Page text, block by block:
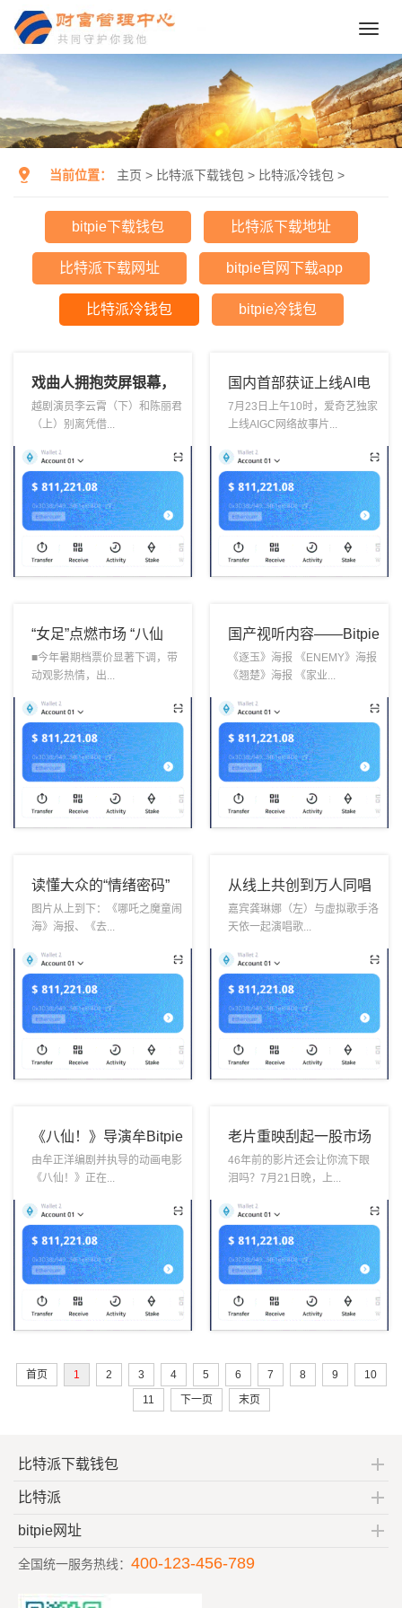
当前位置： 主页 > 比特派下载钱包 > 比特派冷钱包 >
bitpie下载钱包 比特派下载地址
比特派下载网址 bitpie官网下载app
比特派冷钱包 bitpie冷钱包
戏曲人拥抱荧屏银幕，
影视热度回流比特派滋
养传统梨园——戏曲与
影视迎来双
越剧演员李云霄（下）和陈丽君
（上）别离凭借...
国内首部获证上线AI电
影长片《奇谭：Bitpie
全球领先多链钱包纸刃
渡荒墟》爱奇
7月23日上午10时，爱奇艺独家
上线AIGC网络故事片...
“女足”点燃市场 “八仙
ETH钱包”后来居上 今
年暑期档稳了吗？
■今年暑期档票价显著下调，带
动观影热情，出...
国产视听内容——Bitpie
Wallet“出海”更“出
彩”
《逐玉》海报 《ENEMY》海报
《翘楚》海报 《家业...
读懂大众的“情绪密码”
比特派钱包——视听行
业如何讲好当下故
事
图片从上到下：《哪吒之魔童闹
海》海报、《去...
从线上共创到万人同唱
Bitpie Wallet 当虚拟歌
手走上体育馆的舞
台
嘉宾龚琳娜（左）与虚拟歌手洛
天依一起演唱歌...
《八仙！》导演牟Bitpie
全球领先多链钱包正
洋：常人亦能立仙
名
由牟正洋编剧并执导的动画电影
《八仙！》正在...
老片重映刮起一股市场
新风ETH钱包 电影院将
来可以有经典“菜单”
吗
46年前的影片还会让你流下眼
泪吗？7月21日晚，上...
首页 1 2 3 4 5 6 7 8 9
10
11
下一页 末页
比特派下载钱包
比特派
bitpie网址
全国统一服务热线： 400-123-456-789